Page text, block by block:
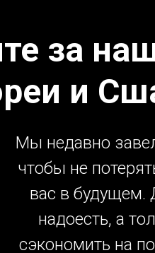
за
и
Мы недавно
чтобы не
вас в будущем.
надоесть, а
сэкономить на